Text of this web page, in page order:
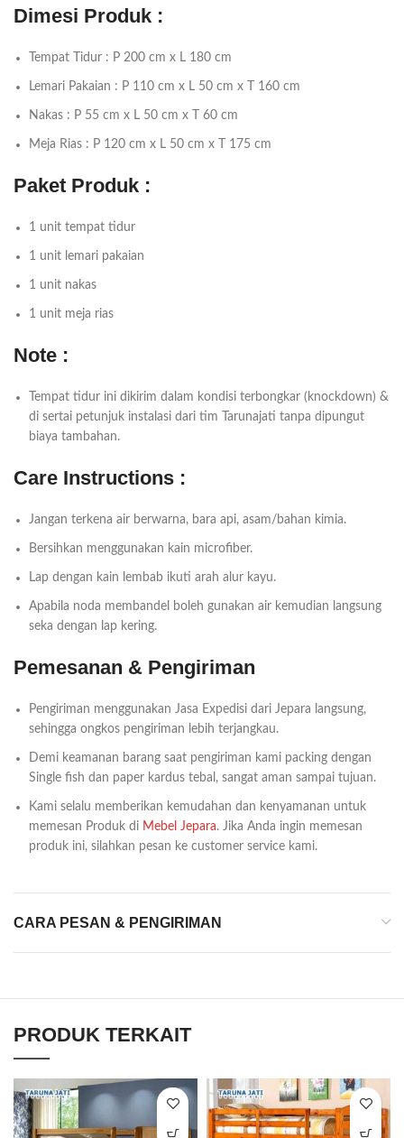
Dimesi Produk :
Tempat Tidur : P 200 cm x L 180 cm
Lemari Pakaian : P 110 cm x L 50 cm x T 160 cm
Nakas : P 55 cm x L 50 cm x T 60 cm
Meja Rias : P 120 cm x L 50 cm x T 175 cm
Paket Produk :
1 unit tempat tidur
1 unit lemari pakaian
1 unit nakas
1 unit meja rias
Note :
Tempat tidur ini dikirim dalam kondisi terbongkar (knockdown) &
di sertai petunjuk instalasi dari tim Tarunajati tanpa dipungut
biaya tambahan.
Care Instructions :
Jangan terkena air berwarna, bara api, asam/bahan kimia.
Bersihkan menggunakan kain microfiber.
Lap dengan kain lembab ikuti arah alur kayu.
Apabila noda membandel boleh gunakan air kemudian langsung
seka dengan lap kering.
Pemesanan & Pengiriman
Pengiriman menggunakan Jasa Expedisi dari Jepara langsung,
sehingga ongkos pengiriman lebih terjangkau.
Demi keamanan barang saat pengiriman kami packing dengan
Single fish dan paper kardus tebal, sangat aman sampai tujuan.
Kami selalu memberikan kemudahan dan kenyamanan untuk
memesan Produk di Mebel Jepara. Jika Anda ingin memesan
produk ini, silahkan pesan ke customer service kami.
CARA PESAN & PENGIRIMAN
PRODUK TERKAIT